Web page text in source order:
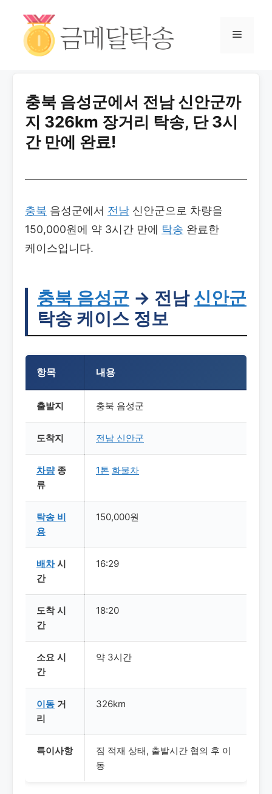
충북 음성군에서 전남 신안군까
지 326km 장거리 탁송, 단 3시
간 만에 완료!
충북 음성군에서 전남 신안군으로 차량을
150,000원에 약 3시간 만에 탁송 완료한
케이스입니다.
충북 음성군 → 전남 신안군
탁송 케이스 정보
항목 내용
출발지 충북 음성군
도착지 전남 신안군
차량종
류
1톤 화물차
탁송 비
용
150,000원
배차시
간
16:29
도착 시
간
18:20
소요 시
간
약 3시간
이동 거
리
326km
특이사항
짐 적재 상태, 출발시간 협의 후 이
동